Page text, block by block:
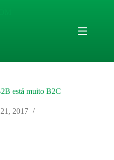
está muito B2C
2017